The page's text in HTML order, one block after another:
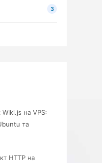
3
Wiki.js на VPS:
та
HTTP на